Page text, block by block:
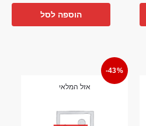
הוספה לסל
-43%
אזל המלאי